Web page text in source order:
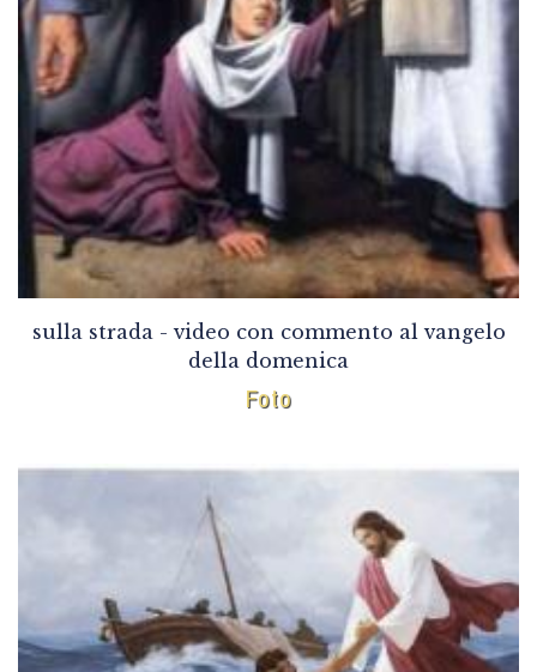
sulla strada - video con commento al vangelo
della domenica
Foto